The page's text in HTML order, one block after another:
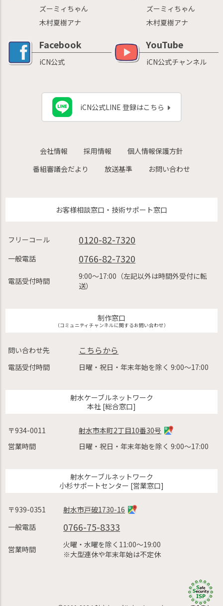
ズーミィちゃん
木村夏樹アナ
ズーミィちゃん
木村夏樹アナ
Facebook
iCN公式
YouTube
iCN公式チャンネル
iCN公式LINE 登録はこちら
会社情報 採用情報
個人情報保護方針
番組審議会だより
放送基準 お問い合わせ
お客様相談窓口・技術サポート窓口
フリーコール 0120-82-7320
一般電話 0766-82-7320
電話受付時間
9:00〜17:00（左記以外は時間外受付に転
送）
制作窓口
（コミュニティチャンネルに関するお問い合わせ）
問い合わせ先 こちらから
電話受付時間 日曜・祝日・年末年始を除く 9:00〜17:00
射水ケーブルネットワーク
本社 [総合窓口]
〒934-0011
射水市本町2丁目10番30号
営業時間
日曜・祝日・年末年始を除く 9:00〜17:00
射水ケーブルネットワーク
小杉サポートセンター [営業窓口]
〒939-0351
射水市戸破1730-16
一般電話
0766-75-8333
営業時間
火曜・水曜を除く11:00〜19:00
※大型連休や年末年始は不定休